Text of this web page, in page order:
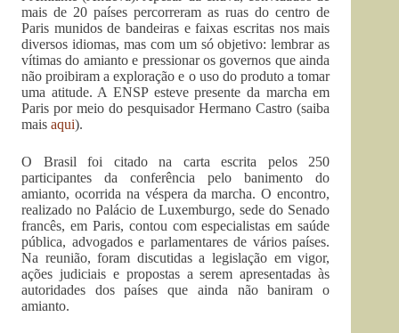
mais de 20 países percorreram as ruas do centro de
Paris munidos de bandeiras e faixas escritas nos mais
diversos idiomas, mas com um só objetivo: lembrar as
vítimas do amianto e pressionar os governos que ainda
não proibiram a exploração e o uso do produto a tomar
uma atitude. A ENSP esteve presente da marcha em
Paris por meio do pesquisador Hermano Castro (saiba
mais aqui).
O Brasil foi citado na carta escrita pelos 250
participantes da conferência pelo banimento do
amianto, ocorrida na véspera da marcha. O encontro,
realizado no Palácio de Luxemburgo, sede do Senado
francês, em Paris, contou com especialistas em saúde
pública, advogados e parlamentares de vários países.
Na reunião, foram discutidas a legislação em vigor,
ações judiciais e propostas a serem apresentadas às
autoridades dos países que ainda não baniram o
amianto.